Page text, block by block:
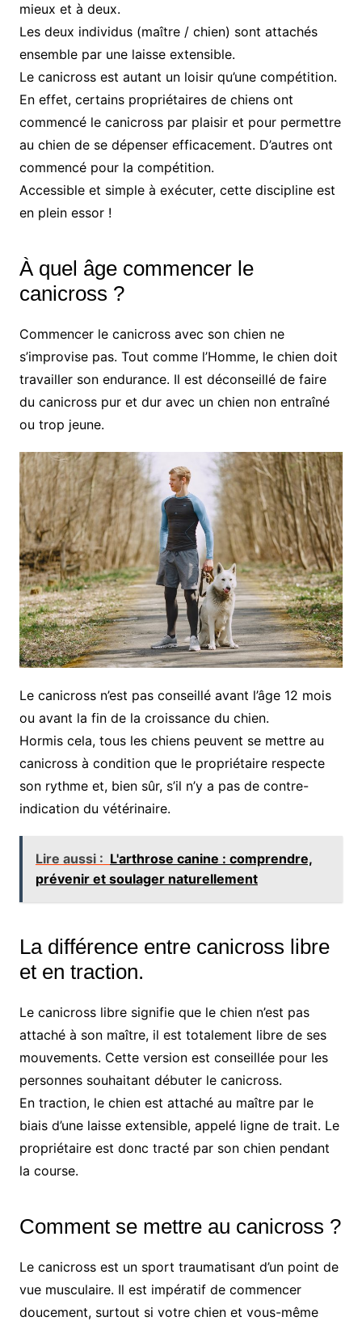
mieux et à deux.
Les deux individus (maître / chien) sont attachés
ensemble par une laisse extensible.
Le canicross est autant un loisir qu’une compétition.
En effet, certains propriétaires de chiens ont
commencé le canicross par plaisir et pour permettre
au chien de se dépenser efficacement. D’autres ont
commencé pour la compétition.
Accessible et simple à exécuter, cette discipline est
en plein essor !
À quel âge commencer le
canicross ?
Commencer le canicross avec son chien ne
s’improvise pas. Tout comme l’Homme, le chien doit
travailler son endurance. Il est déconseillé de faire
du canicross pur et dur avec un chien non entraîné
ou trop jeune.
Le canicross n’est pas conseillé avant l’âge 12 mois
ou avant la fin de la croissance du chien.
Hormis cela, tous les chiens peuvent se mettre au
canicross à condition que le propriétaire respecte
son rythme et, bien sûr, s’il n’y a pas de contre-
indication du vétérinaire.
Lire aussi : L'arthrose canine : comprendre,
prévenir et soulager naturellement
La différence entre canicross libre
et en traction.
Le canicross libre signifie que le chien n’est pas
attaché à son maître, il est totalement libre de ses
mouvements. Cette version est conseillée pour les
personnes souhaitant débuter le canicross.
En traction, le chien est attaché au maître par le
biais d’une laisse extensible, appelé ligne de trait. Le
propriétaire est donc tracté par son chien pendant
la course.
Comment se mettre au canicross ?
Le canicross est un sport traumatisant d’un point de
vue musculaire. Il est impératif de commencer
doucement, surtout si votre chien et vous-même